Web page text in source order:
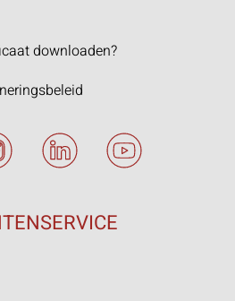
downloaden?